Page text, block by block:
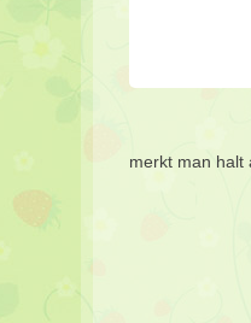
merkt man halt